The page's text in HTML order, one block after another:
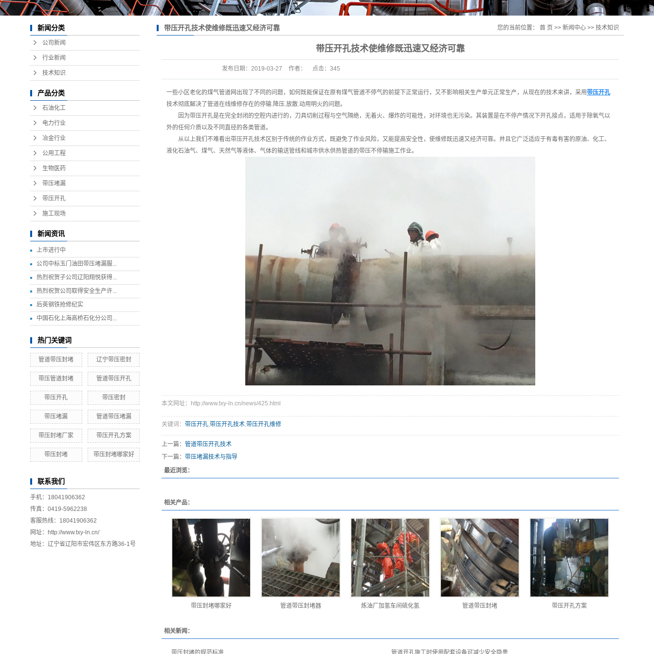
新闻分类
公司新闻
行业新闻
技术知识
产品分类
石油化工
电力行业
冶金行业
公用工程
生物医药
带压堵漏
带压开孔
施工现场
新闻资讯
上市进行中
公司中标玉门油田带压堵漏服...
热烈祝贺子公司辽阳翔悦获得...
热烈祝贺公司取得安全生产许...
后英钢铁抢修纪实
中国石化上海高桥石化分公司...
热门关键词
管道带压封堵 辽宁带压密封
带压管道封堵 管道带压开孔
带压开孔 带压密封
带压堵漏 管道带压堵漏
带压封堵厂家 带压开孔方案
带压封堵 带压封堵哪家好
联系我们
手机：18041906362
传真：0419-5962238
客服热线：18041906362
网址：http://www.txy-ln.cn/
地址：辽宁省辽阳市宏伟区东方路36-1号
带压开孔技术使维修既迅速又经济可靠 您的当前位置： 首 页 >> 新闻中心 >> 技术知识
带压开孔技术使维修既迅速又经济可靠
发布日期： 2019-03-27 作者： 点击： 345
一些小区老化的煤气管道网出现了不同的问题，如何既能保证在原有煤气管道不停气的前提下正常运行，又不影响相关生产单元正常生产，从现在的技术来讲，采用 带压开孔
技术彻底解决了管道在线维修存在的停输.降压.放散.动用明火的问题。
因为带压开孔是在完全封闭的空腔内进行的，刀具切削过程与空气隔绝，无着火、爆炸的可能性，对环境也无污染。其装置是在不停产情况下开孔接点，适用于除氧气以
外的任何介质以及不同直径的各类管道。
从以上我们不难看出带压开孔技术区别于传统的作业方式，既避免了作业风险，又能提高安全性，使维修既迅速又经济可靠。并且它广泛适应于有毒有害的原油、化工、
液化石油气、煤气、天然气等液体、气体的输送管线和城市供水供热管道的带压不停输施工作业。
本文网址：http://www.txy-ln.cn/news/425.html
关键词： 带压开孔,带压开孔技术,带压开孔维修
上一篇： 管道带压开孔技术
下一篇： 带压堵漏技术与指导
最近浏览：
相关产品：
带压封堵哪家好 管道带压封堵器 炼油厂加氢车间硫化氢 管道带压封堵 带压开孔方案
相关新闻：
带压封堵的规范标准 管道开孔施工时使用配套设备可减少安全隐患